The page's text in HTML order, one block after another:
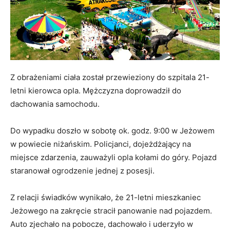
Z obrażeniami ciała został przewieziony do szpitala 21-
letni kierowca opla. Mężczyzna doprowadził do
dachowania samochodu.
Do wypadku doszło w sobotę ok. godz. 9:00 w Jeżowem
w powiecie niżańskim. Policjanci, dojeżdżający na
miejsce zdarzenia, zauważyli opla kołami do góry. Pojazd
staranował ogrodzenie jednej z posesji.
Z relacji świadków wynikało, że 21-letni mieszkaniec
Jeżowego na zakręcie stracił panowanie nad pojazdem.
Auto zjechało na pobocze, dachowało i uderzyło w